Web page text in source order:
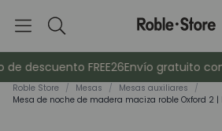
Buscar
descuento FREE26Envío gratuito con
Roble Store / Mesas / Mesas auxiliares
/
Mesa de noche de madera maciza roble Oxford 2 |